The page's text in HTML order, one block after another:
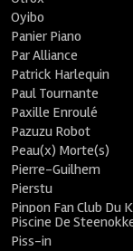
Oyibo
Panier Piano
Par Alliance
Patrick Harlequin
Paul Tournante
Paxille Enroulé
Pazuzu Robot
Peau(x) Morte(s)
Pierre-Guilhem
Pierstu
Pinpon Fan Club Du
Piscine De
Piss-in